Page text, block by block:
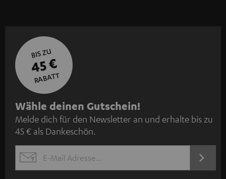
BIS ZU
45 €
RABATT
N
e
w
s
l
Wähle deinen Gutschein!
Melde dich für den Newsletter an und erhalte bis zu
45 € als Dankeschön.
EMAIL
JETZT